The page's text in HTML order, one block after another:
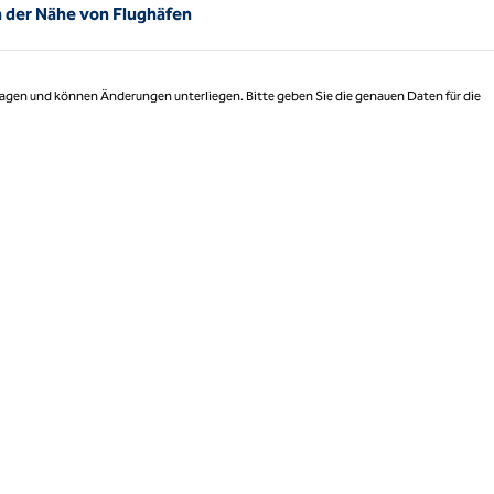
Nähe von Flughäfen
und können Änderungen unterliegen. Bitte geben Sie die genauen Daten für die